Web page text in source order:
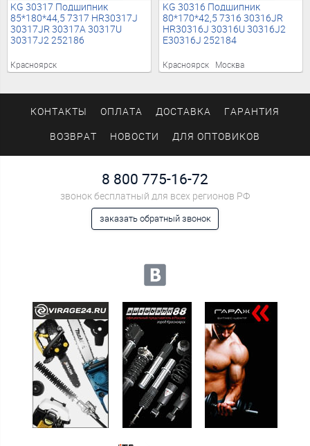
KG 30317 Подшипник
85*180*44,5 7317 HR30317J
30317JR 30317A 30317U
30317J2 252186
Красноярск
KG 30316 Подшипник
80*170*42,5 7316 30316JR
HR30316J 30316U 30316J2
E30316J 252184
Красноярск Москва
КОНТАКТЫ ОПЛАТА ДОСТАВКА ГАРАНТИЯ
ВОЗВРАТ НОВОСТИ ДЛЯ ОПТОВИКОВ
8 800 775-16-72
звонок бесплатный для всех регионов РФ
заказать обратный звонок